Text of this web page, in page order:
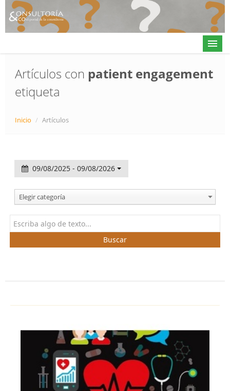
Actualidad
Artículos con patient engagement
etiqueta
Inicio / Artículos
09/08/2025 - 09/08/2026
Elegir categoría
Buscar